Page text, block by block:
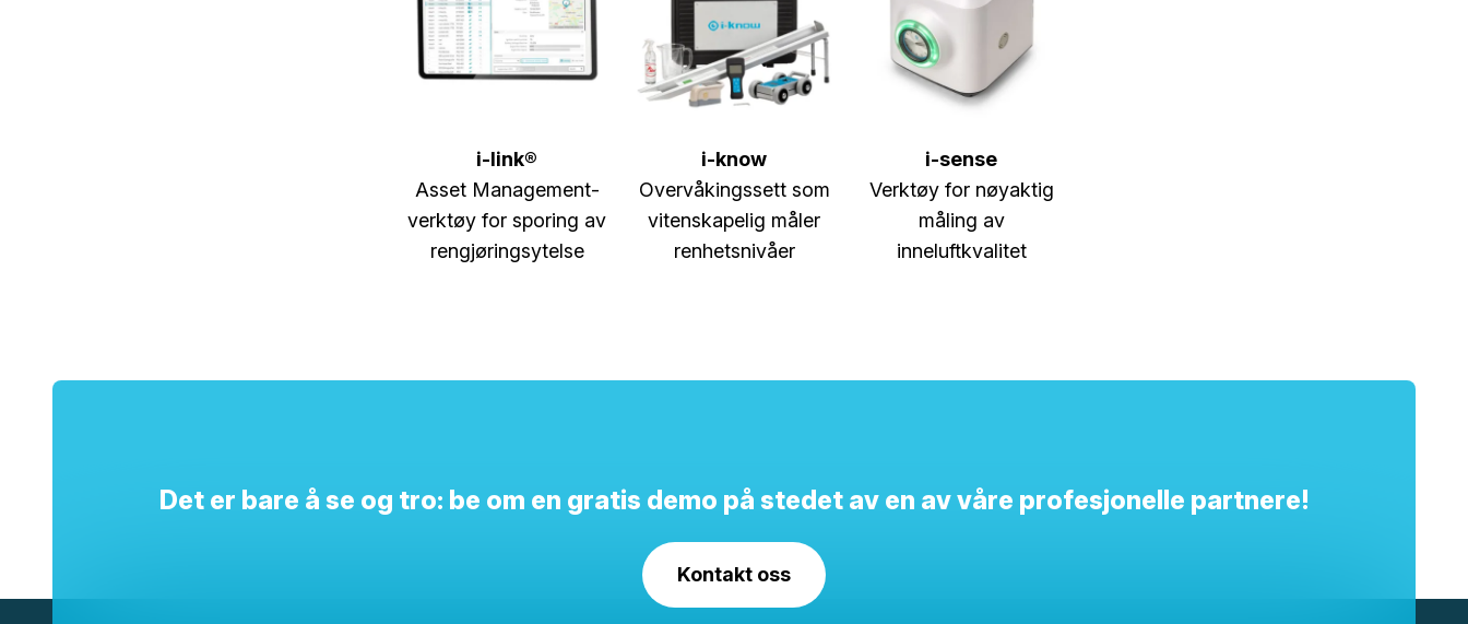
i-link®
Asset Management-
verktøy for sporing av
rengjøringsytelse
i-know
Overvåkingssett som
vitenskapelig måler
renhetsnivåer
i-sense
Verktøy for nøyaktig
måling av
inneluftkvalitet
Det er bare å se og tro: be om en gratis demo på stedet av en av våre profesjonelle partnere!
Kontakt oss